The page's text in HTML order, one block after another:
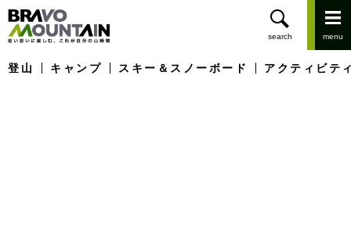
登山 キャンプ スキー＆スノーボード アクティビテ